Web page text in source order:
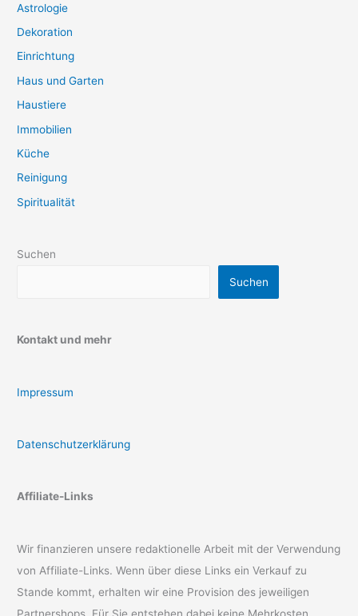
Astrologie
Dekoration
Einrichtung
Haus und Garten
Haustiere
Immobilien
Küche
Reinigung
Spiritualität
Suchen
Suchen
Kontakt und mehr
Impressum
Datenschutzerklärung
Affiliate-Links
Wir finanzieren unsere redaktionelle Arbeit mit der Verwendung
von Affiliate-Links. Wenn über diese Links ein Verkauf zu
Stande kommt, erhalten wir eine Provision des jeweiligen
Partnershops. Für Sie entstehen dabei keine Mehrkosten.